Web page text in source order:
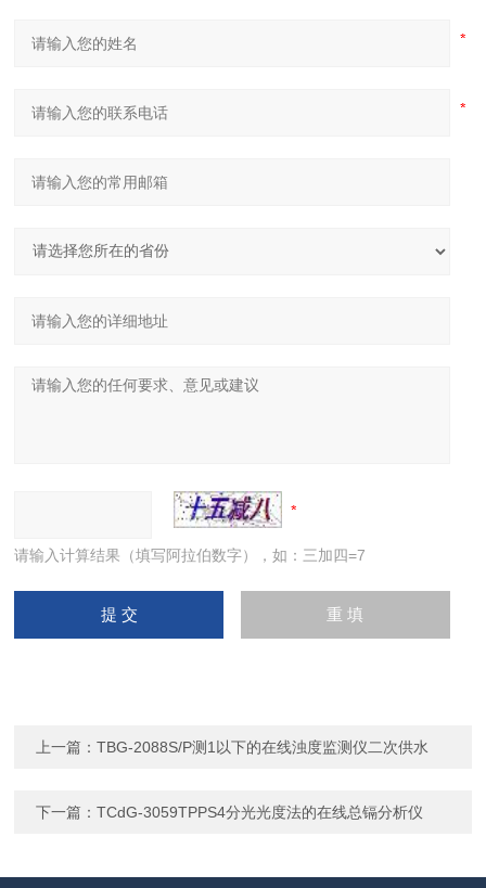
请输入计算结果（填写阿拉伯数字），如：三加四=7
上一篇：TBG-2088S/P测1以下的在线浊度监测仪二次供水
下一篇：TCdG-3059TPPS4分光光度法的在线总镉分析仪